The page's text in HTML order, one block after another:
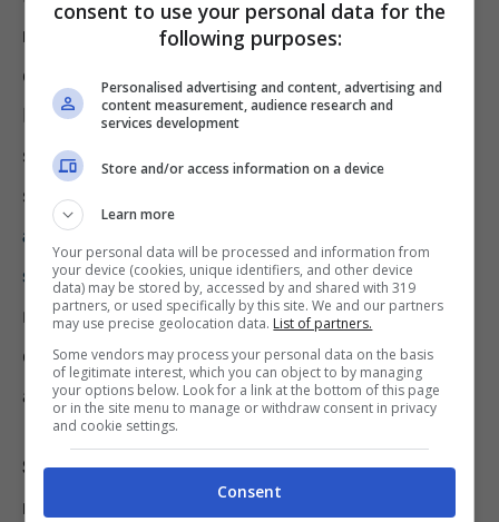
modi,
non solo togliendola dai muri quando si
è formata. Innanzitutto dobbiamoprevenire.
E l’unico metodo è arieggiare spesso le
stanze, anche d’inverno. Se la casa è più
soggetta all’umidità,
anche senza far intervenire un operaio
specializzato. Inoltre possiamo usare
regolarmente dei dispositivi umidificatori,
elettrici oppure che usano il principio
assorbente del sale.
Se nonostante la prevenzione notiamo le
macchie di muffa
consent to use your personal data for the
following purposes:
Personalised advertising and content, advertising and
content measurement, audience research and
services development
Store and/or access information on a device
Learn more
Your personal data will be processed and information from
your device (cookies, unique identifiers, and other device
data) may be stored by, accessed by and shared with 319
partners, or used specifically by this site. We and our partners
may use precise geolocation data. List of partners.
Some vendors may process your personal data on the basis
of legitimate interest, which you can object to by managing
your options below. Look for a link at the bottom of this page
or in the site menu to manage or withdraw consent in privacy
and cookie settings.
Consent